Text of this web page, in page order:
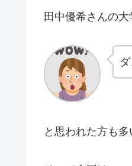
田中優希さんの
と思われた方も